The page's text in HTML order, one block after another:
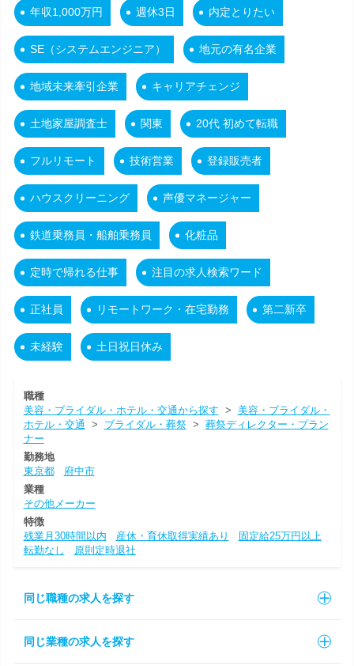
年収1,000万円 週休3日 内定とりたい
SE（システムエンジニア） 地元の有名企業
地域未来牽引企業 キャリアチェンジ
土地家屋調査士 関東 20代 初めて転職
フルリモート 技術営業 登録販売者
ハウスクリーニング 声優マネージャー
鉄道乗務員・船舶乗務員 化粧品
定時で帰れる仕事 注目の求人検索ワード
正社員 リモートワーク・在宅勤務 第二新卒
未経験 土日祝日休み
職種
美容・ブライダル・ホテル・交通から探す > 美容・ブライダル・
ホテル・交通 > ブライダル・葬祭> 葬祭ディレクター・プラン
ナー
勤務地
東京都
府中市
業種
その他メーカー
特徴
残業月30時間以内
産休・育休取得実績あり
固定給25万円以上
転勤なし
原則定時退社
同じ職種の求人を探す
同じ業種の求人を探す